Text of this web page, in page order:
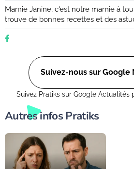
Mamie Janine, c'est notre mamie à
trouve de bonnes recettes et des
Suivez-nous sur Google
Suivez Pratiks sur Google Actualités
Autres infos Pratiks